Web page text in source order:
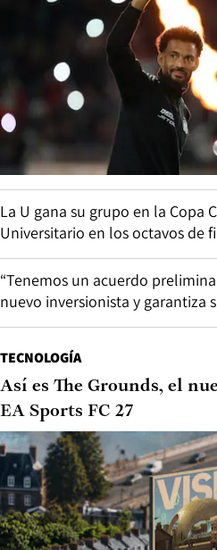
La U gana su grupo en la Copa
Universitario en los octavos de
“Tenemos un acuerdo
nuevo inversionista y garantiza
TECNOLOGÍA
Así es The Grounds, el
EA Sports FC 27